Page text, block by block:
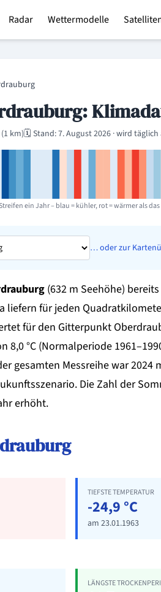
Radar Wettermodelle
km)🗓️ Stand: 7. August 2026 · wird
ein Jahr – blau = kühler, rot = wärmer als
… oder zur
(632 m Seehöhe) bereits
liefern für jeden
für den Gitterpunkt
°C (Normalperiode
gesamten Messreihe war 2024
Die Zahl der
erhöht.
TIEFSTE TEMPERATUR
-24,9 °C
am 23.01.1963
LÄNGSTE